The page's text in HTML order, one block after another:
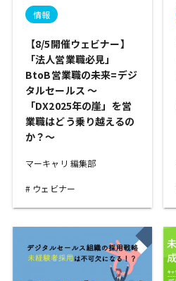
情報
【8/5開催ウェビナー】
「法人営業職必見」
BtoB営業職の未来=デジ
タルセールス 〜
「DX2025年の崖」を営
業職はどう乗り越えるの
か？〜
マーキャリ 編集部
ウェビナー